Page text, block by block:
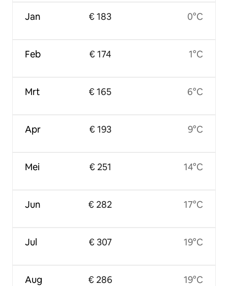
Jan
Feb
Mrt
Apr
Mei
Jun
Jul
Aug
€ 183
€ 174
€ 165
€ 193
€ 251
€ 282
€ 307
€ 286
0°C
1°C
6°C
9°C
14°C
17°C
19°C
19°C